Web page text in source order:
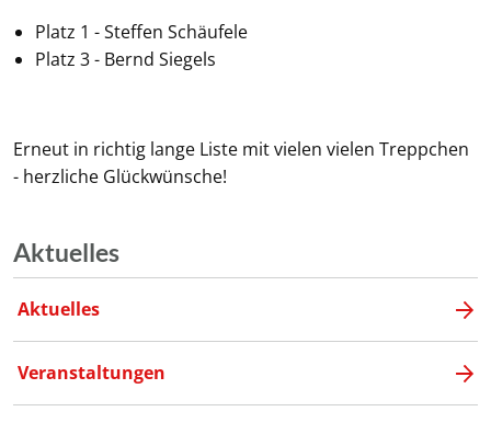
Platz 1 - Steffen Schäufele
Platz 3 - Bernd Siegels
Erneut in richtig lange Liste mit vielen vielen Treppchen
- herzliche Glückwünsche!
Aktuelles
Aktuelles
Veranstaltungen